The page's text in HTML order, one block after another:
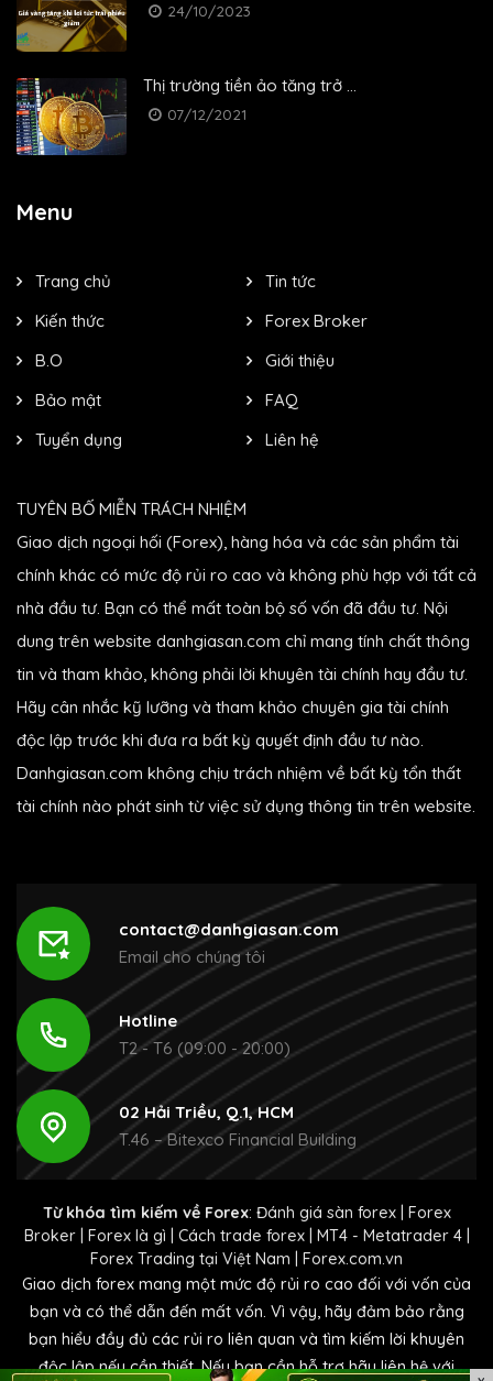
24/10/2023
Thị trường tiền ảo tăng trở ...
07/12/2021
Menu
Trang chủ
Tin tức
Kiến thức
Forex Broker
B.O
Giới thiệu
Bảo mật
FAQ
Tuyển dụng
Liên hệ
TUYÊN BỐ MIỄN TRÁCH NHIỆM
Giao dịch ngoại hối (Forex), hàng hóa và các sản phẩm tài
chính khác có mức độ rủi ro cao và không phù hợp với tất cả
nhà đầu tư. Bạn có thể mất toàn bộ số vốn đã đầu tư. Nội
dung trên website danhgiasan.com chỉ mang tính chất thông
tin và tham khảo, không phải lời khuyên tài chính hay đầu tư.
Hãy cân nhắc kỹ lưỡng và tham khảo chuyên gia tài chính
độc lập trước khi đưa ra bất kỳ quyết định đầu tư nào.
Danhgiasan.com không chịu trách nhiệm về bất kỳ tổn thất
tài chính nào phát sinh từ việc sử dụng thông tin trên website.
contact@danhgiasan.com
Email cho chúng tôi
Hotline
T2 - T6 (09:00 - 20:00)
02 Hải Triều, Q.1, HCM
T.46 – Bitexco Financial Building
Từ khóa tìm kiếm về Forex: Đánh giá sàn forex| Forex
Broker| Forex là gì Cách trade forex| MT4 - Metatrader 4|
Forex Trading tại Việt Nam
Forex.com.vn
Giao dịch forex mang một mức độ rủi ro cao đối với vốn của
bạn và có thể dẫn đến mất vốn. Vì vậy, hãy đảm bảo rằng
bạn hiểu đầy đủ các rủi ro liên quan và tìm kiếm lời khuyên
độc lập nếu cần thiết. Nếu bạn cần hỗ trợ hãy liên hệ với